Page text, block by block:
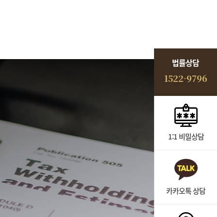
법률상담
1522-9796
1:1 비밀상담
카카오톡 상담